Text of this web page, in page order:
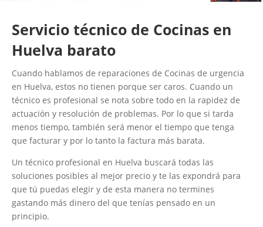
Servicio técnico de Cocinas en
Huelva barato
Cuando hablamos de reparaciones de Cocinas de urgencia
en Huelva, estos no tienen porque ser caros. Cuando un
técnico es profesional se nota sobre todo en la rapidez de
actuación y resolución de problemas. Por lo que si tarda
menos tiempo, también será menor el tiempo que tenga
que facturar y por lo tanto la factura más barata.
Un técnico profesional en Huelva buscará todas las
soluciones posibles al mejor precio y te las expondrá para
que tú puedas elegir y de esta manera no termines
gastando más dinero del que tenías pensado en un
principio.